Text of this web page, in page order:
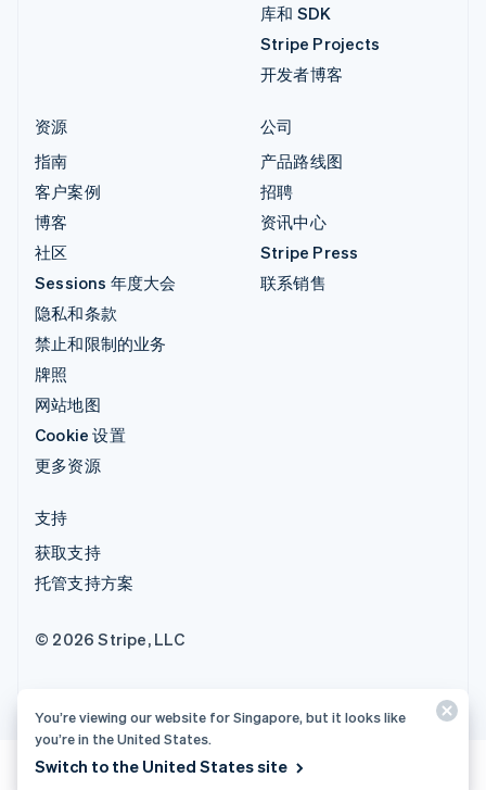
库和 SDK
Stripe Projects
开发者博客
资源
指南
客户案例
博客
社区
Sessions 年度大会
隐私和条款
禁止和限制的业务
牌照
网站地图
Cookie 设置
更多资源
公司
产品路线图
招聘
资讯中心
Stripe Press
联系销售
支持
获取支持
托管支持方案
© 2026 Stripe, LLC
You’re viewing our website for Singapore, but it looks like
you’re in the United States.
Switch to the United States site